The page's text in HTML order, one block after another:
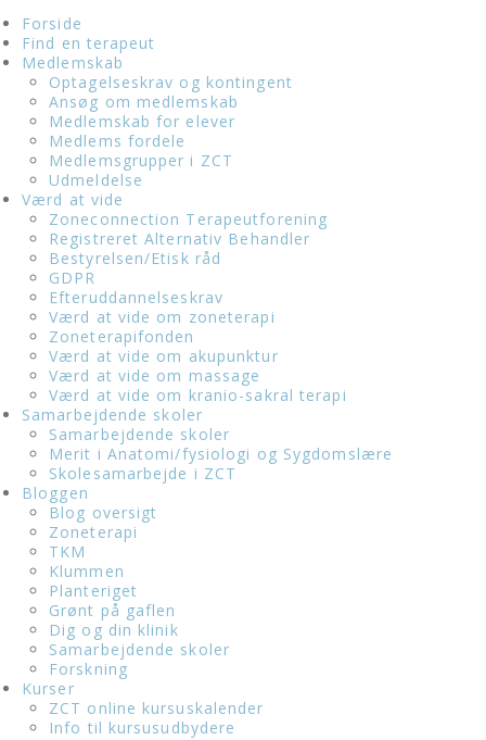
Forside
Find en terapeut
Medlemskab
Optagelseskrav og kontingent
Ansøg om medlemskab
Medlemskab for elever
Medlems fordele
Medlemsgrupper i ZCT
Udmeldelse
Værd at vide
Zoneconnection Terapeutforening
Registreret Alternativ Behandler
Bestyrelsen/Etisk råd
GDPR
Efteruddannelseskrav
Værd at vide om zoneterapi
Zoneterapifonden
Værd at vide om akupunktur
Værd at vide om massage
Værd at vide om kranio-sakral terapi
Samarbejdende skoler
Samarbejdende skoler
Merit i Anatomi/fysiologi og Sygdomslære
Skolesamarbejde i ZCT
Bloggen
Blog oversigt
Zoneterapi
TKM
Klummen
Planteriget
Grønt på gaflen
Dig og din klinik
Samarbejdende skoler
Forskning
Kurser
ZCT online kursuskalender
Info til kursusudbydere